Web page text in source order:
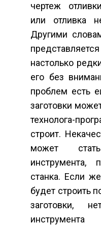
чертеж
или отливка
Другими
настолько
его без
проблем есть
заготовки
технолога-
строит.
может
станка. Если
будет строить
заготовки,